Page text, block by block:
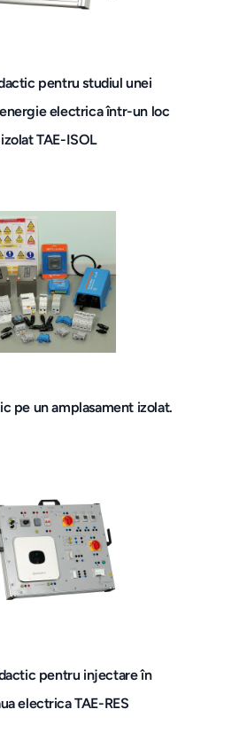
pentru studiul unei
electrica într-un loc
izolat TAE-ISOL
pe un amplasament izolat.
pentru injectare în
electrica TAE-RES